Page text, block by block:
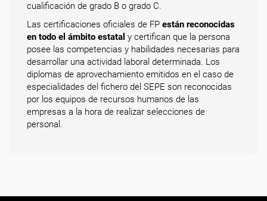
cualificación de grado B o grado C.
Las certificaciones oficiales de FP están reconocidas
en todo el ámbito estatal y certifican que la persona
posee las competencias y habilidades necesarias para
desarrollar una actividad laboral determinada. Los
diplomas de aprovechamiento emitidos en el caso de
especialidades del fichero del SEPE son reconocidas
por los equipos de recursos humanos de las
empresas a la hora de realizar selecciones de
personal.